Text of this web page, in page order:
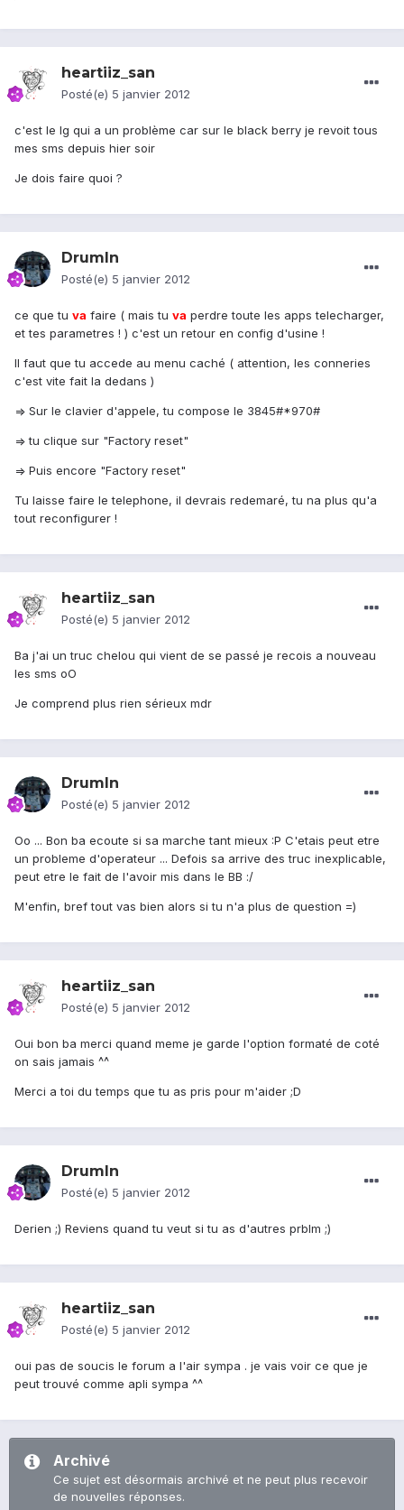
heartiiz_san
Posté(e) 5 janvier 2012
c'est le lg qui a un problème car sur le black berry je revoit tous
mes sms depuis hier soir
Je dois faire quoi ?
DrumIn
Posté(e) 5 janvier 2012
ce que tu va faire ( mais tu va perdre toute les apps telecharger,
et tes parametres ! ) c'est un retour en config d'usine !
Il faut que tu accede au menu caché ( attention, les conneries
c'est vite fait la dedans )
=> Sur le clavier d'appele, tu compose le 3845#*970#
=> tu clique sur "Factory reset"
=> Puis encore "Factory reset"
Tu laisse faire le telephone, il devrais redemaré, tu na plus qu'a
tout reconfigurer !
heartiiz_san
Posté(e) 5 janvier 2012
Ba j'ai un truc chelou qui vient de se passé je recois a nouveau
les sms oO
Je comprend plus rien sérieux mdr
DrumIn
Posté(e) 5 janvier 2012
Oo ... Bon ba ecoute si sa marche tant mieux :P C'etais peut etre
un probleme d'operateur ... Defois sa arrive des truc inexplicable,
peut etre le fait de l'avoir mis dans le BB :/
M'enfin, bref tout vas bien alors si tu n'a plus de question =)
heartiiz_san
Posté(e) 5 janvier 2012
Oui bon ba merci quand meme je garde l'option formaté de coté
on sais jamais ^^
Merci a toi du temps que tu as pris pour m'aider ;D
DrumIn
Posté(e) 5 janvier 2012
Derien ;) Reviens quand tu veut si tu as d'autres prblm ;)
heartiiz_san
Posté(e) 5 janvier 2012
oui pas de soucis le forum a l'air sympa . je vais voir ce que je
peut trouvé comme apli sympa ^^
Archivé
Ce sujet est désormais archivé et ne peut plus recevoir
de nouvelles réponses.